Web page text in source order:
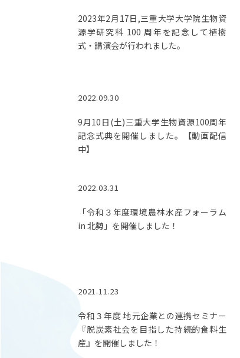
2023年2月17日,三重大学大学院生物資
源学研究科 100 周年を記念して植樹
式・講演会が行われました。
2022.09.30
9月10日(土)三重大学生物資源100周年
記念式典を開催しました。【動画配信
中】
2022.03.31
「令和３年度環境農林水産フォーラム
in 北勢」を開催しました！
2021.11.23
令和３年度 地元企業との連携セミナー
『脱炭素社会を目指した持続的食料生
産』を開催しました！